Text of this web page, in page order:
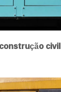
civil